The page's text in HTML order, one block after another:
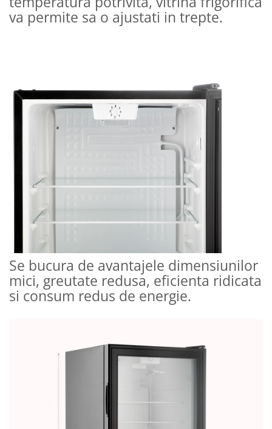
va permite sa o ajustati in trepte.
Se bucura de avantajele dimensiunilor
mici, greutate redusa, eficienta ridicata
si consum redus de energie.